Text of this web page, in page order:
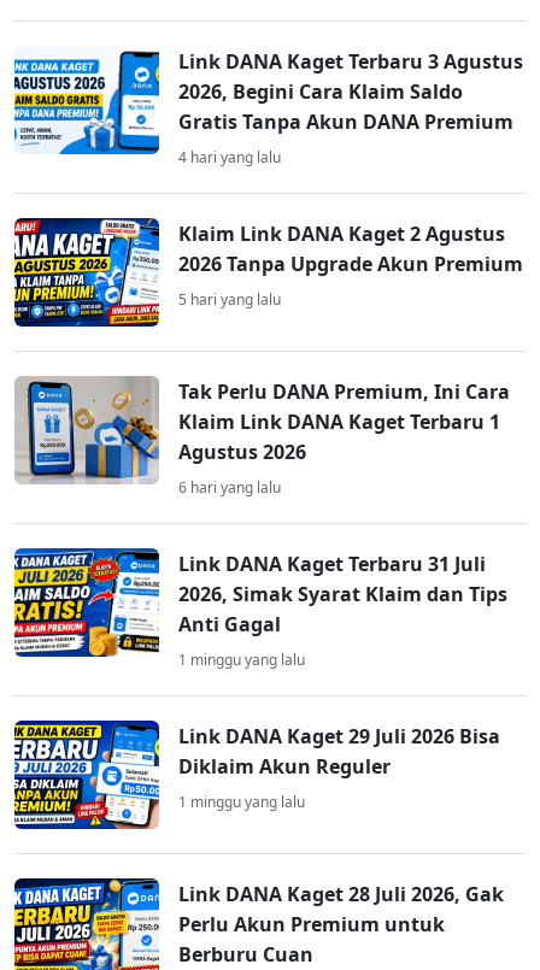
Link DANA Kaget Terbaru 3 Agustus
2026, Begini Cara Klaim Saldo
Gratis Tanpa Akun DANA Premium
4 hari yang lalu
Klaim Link DANA Kaget 2 Agustus
2026 Tanpa Upgrade Akun Premium
5 hari yang lalu
Tak Perlu DANA Premium, Ini Cara
Klaim Link DANA Kaget Terbaru 1
Agustus 2026
6 hari yang lalu
Link DANA Kaget Terbaru 31 Juli
2026, Simak Syarat Klaim dan Tips
Anti Gagal
1 minggu yang lalu
Link DANA Kaget 29 Juli 2026 Bisa
Diklaim Akun Reguler
1 minggu yang lalu
Link DANA Kaget 28 Juli 2026, Gak
Perlu Akun Premium untuk
Berburu Cuan